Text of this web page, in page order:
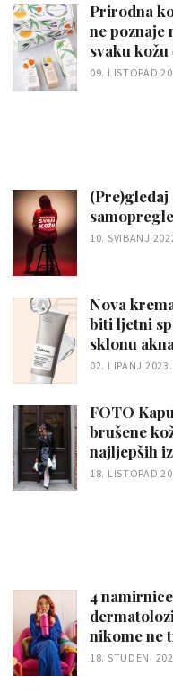
Prirodna
ne poznaje
svaku
09. LISTOPAD
(Pre)gledaj
10. SVIBANJ
Nova
biti ljetni
sklonu
02. LIPANJ 2023.
FOTO
brušene
najljepših
18. LISTOPAD
4
nikome ne
18. STUDENI